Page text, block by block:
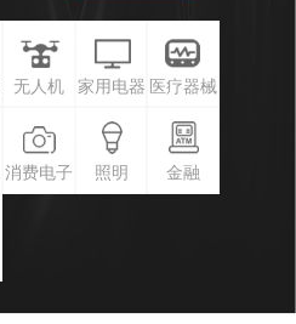
无人机 家用电器 医疗器械
消费电子 照明 金融